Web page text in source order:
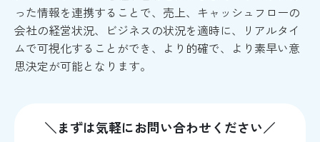
った情報を連携することで、売上、キャッシュフローの
会社の経営状況、ビジネスの状況を適時に、リアルタイ
ムで可視化することができ、より的確で、より素早い意
思決定が可能となります。
＼まずは気軽にお問い合わせください／